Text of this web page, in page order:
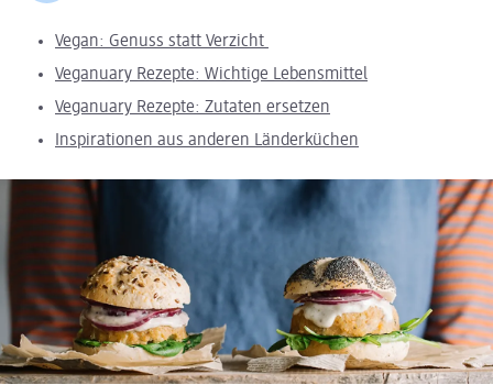
Vegan: Genuss statt Verzicht
Veganuary Rezepte: Wichtige Lebensmittel
Veganuary Rezepte: Zutaten ersetzen
Inspirationen aus anderen Länderküchen